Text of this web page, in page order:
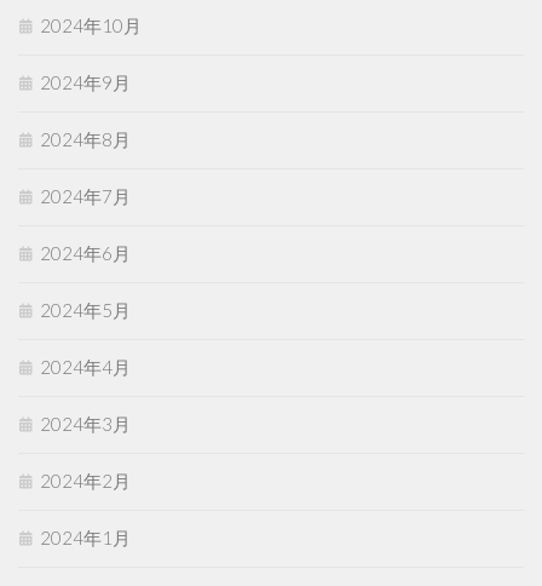
2024年10月
2024年9月
2024年8月
2024年7月
2024年6月
2024年5月
2024年4月
2024年3月
2024年2月
2024年1月